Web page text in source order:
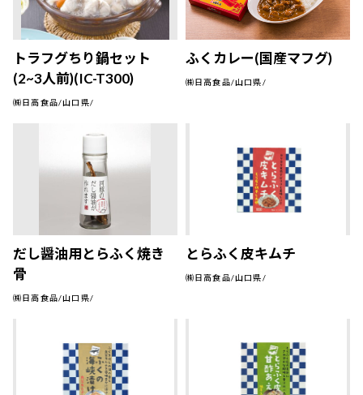
トラフグちり鍋セット
(2~3人前)(IC-T300)
㈱日高食品/山口県/
ふくカレー(国産マフグ)
㈱日高食品/山口県/
だし醤油用とらふく焼き
骨
㈱日高食品/山口県/
とらふく皮キムチ
㈱日高食品/山口県/